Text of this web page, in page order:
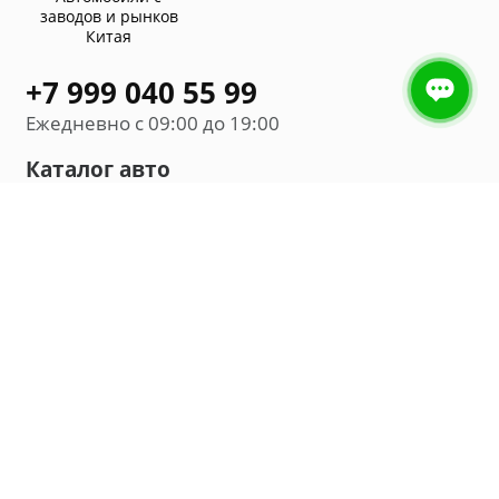
заводов и рынков
Китая
+7 999 040 55 99
Ежедневно с 09:00 до 19:00
Каталог авто